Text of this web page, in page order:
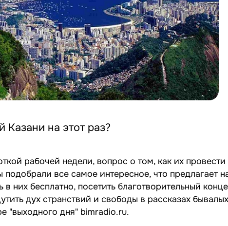
на этот раз?
рабочей недели, вопрос о том, как их провести
все самое интересное, что предлагает
них бесплатно, посетить благотворительный
дух странствий и свободы в рассказах бывалых
"выходного дня" bimradio.ru.